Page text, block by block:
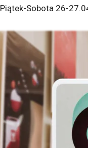
Piątek-Sobota 26-